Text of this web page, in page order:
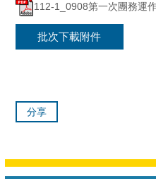
112-1_0908第一次團務運
批次下載附件
分享